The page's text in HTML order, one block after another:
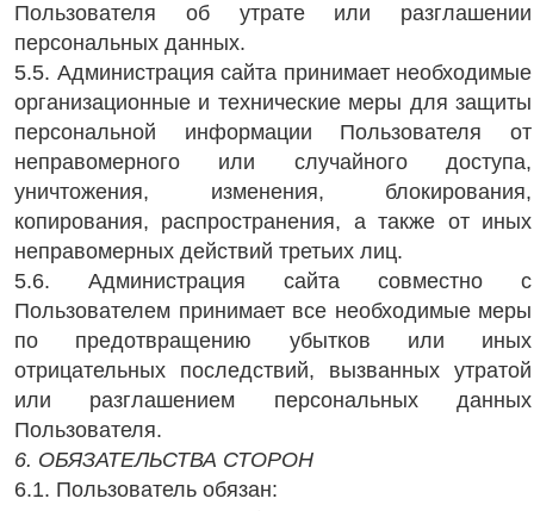
Пользователя об утрате или разглашении
персональных данных.
5.5. Администрация сайта принимает необходимые
организационные и технические меры для защиты
персональной информации Пользователя от
неправомерного или случайного доступа,
уничтожения, изменения, блокирования,
копирования, распространения, а также от иных
неправомерных действий третьих лиц.
5.6. Администрация сайта совместно с
Пользователем принимает все необходимые меры
по предотвращению убытков или иных
отрицательных последствий, вызванных утратой
или разглашением персональных данных
Пользователя.
6. ОБЯЗАТЕЛЬСТВА СТОРОН
6.1. Пользователь обязан: